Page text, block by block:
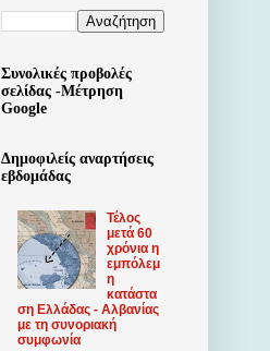
Συνολικές προβολές
σελίδας -Μέτρηση
Google
Δημοφιλείς αναρτήσεις
εβδομάδας
Τέλος
μετά 60
χρόνια η
εμπόλεμ
η
κατάστα
ση Ελλάδας - Αλβανίας
με τη συνοριακή
συμφωνία